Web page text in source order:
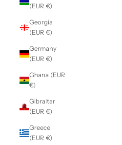
(EUR €)
Georgia
(EUR €)
Germany
(EUR €)
Ghana (EUR
€)
Gibraltar
(EUR €)
Greece
(EUR €)